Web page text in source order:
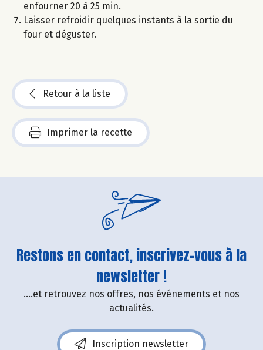
enfourner 20 à 25 min.
Laisser refroidir quelques instants à la sortie du
four et déguster.
Retour à la liste
Imprimer la recette
Restons en contact, inscrivez-vous à la
newsletter !
....et retrouvez nos offres, nos événements et nos
actualités.
Inscription newsletter